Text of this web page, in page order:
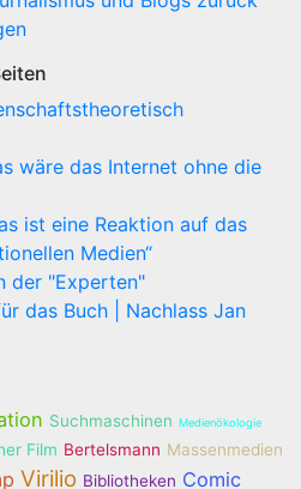
wäre das Internet ohne die
ist eine Reaktion auf das
Medien“
der "Experten"
das Buch | Nachlass Jan
Suchmaschinen Medienökologie
Film Bertelsmann Massenmedien
Virilio Bibliotheken Comic